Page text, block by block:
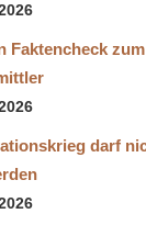
Faktencheck zum
darf